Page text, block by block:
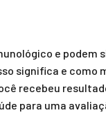
e podem
significa e como
recebeu
para uma